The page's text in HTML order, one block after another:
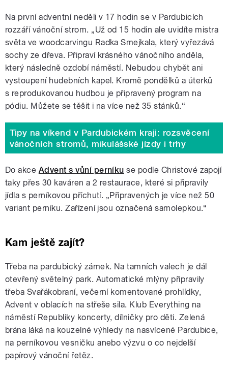
Na první adventní neděli v 17 hodin se v Pardubicích
rozzáří vánoční strom. „Už od 15 hodin ale uvidíte mistra
světa ve woodcarvingu Radka Smejkala, který vyřezává
sochy ze dřeva. Připraví krásného vánočního anděla,
který následně ozdobí náměstí. Nebudou chybět ani
vystoupení hudebních kapel. Kromě pondělků a úterků
s reprodukovanou hudbou je připravený program na
pódiu. Můžete se těšit i na více než 35 stánků.“
Tipy na víkend v Pardubickém kraji: rozsvěcení
vánočních stromů, mikulášské jízdy i trhy
Do akce Advent s vůní perníku se podle Christové zapojí
taky přes 30 kaváren a 2 restaurace, které si připravily
jídla s perníkovou příchutí. „Připravených je více než 50
variant perníku. Zařízení jsou označená samolepkou.“
Kam ještě zajít?
Třeba na pardubický zámek. Na tamních valech je dál
otevřený světelný park. Automatické mlýny připravily
třeba Svařákobraní, večerní komentované prohlídky,
Advent v oblacích na střeše sila. Klub Everything na
náměstí Republiky koncerty, dílničky pro děti. Zelená
brána láká na kouzelné výhledy na nasvícené Pardubice,
na perníkovou vesničku anebo výzvu o co nejdelší
papírový vánoční řetěz.